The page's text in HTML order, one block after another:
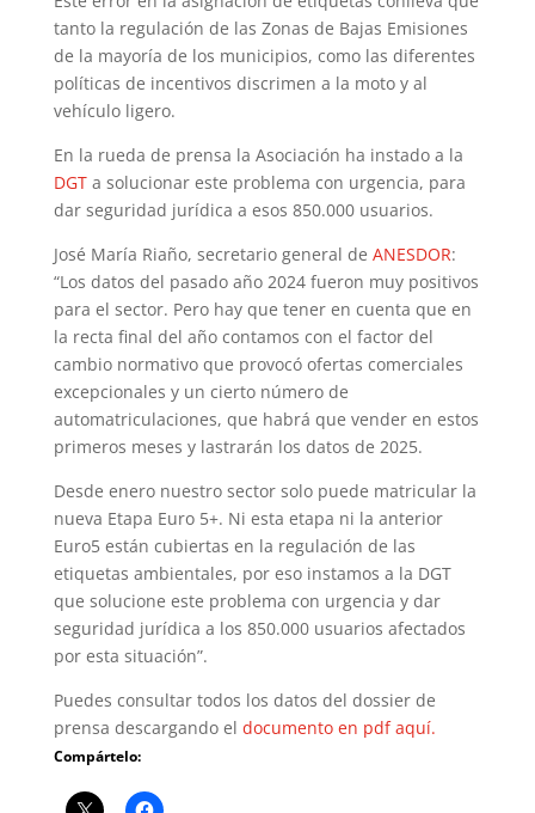
tanto la regulación de las Zonas de Bajas Emisiones
de la mayoría de los municipios, como las diferentes
políticas de incentivos discrimen a la moto y al
vehículo ligero.
En la rueda de prensa la Asociación ha instado a la
DGTa solucionar este problema con urgencia, para
dar seguridad jurídica a esos 850.000 usuarios.
José María Riaño, secretario general de ANESDOR:
“Los datos del pasado año 2024 fueron muy positivos
para el sector. Pero hay que tener en cuenta que en
la recta final del año contamos con el factor del
cambio normativo que provocó ofertas comerciales
excepcionales y un cierto número de
automatriculaciones, que habrá que vender en estos
primeros meses y lastrarán los datos de 2025.
Desde enero nuestro sector solo puede matricular la
nueva Etapa Euro 5+. Ni esta etapa ni la anterior
Euro5 están cubiertas en la regulación de las
etiquetas ambientales, por eso instamos a la DGT
que solucione este problema con urgencia y dar
seguridad jurídica a los 850.000 usuarios afectados
por esta situación”.
Puedes consultar todos los datos del dossier de
prensa descargando el documento en pdf aquí.
Compártelo: